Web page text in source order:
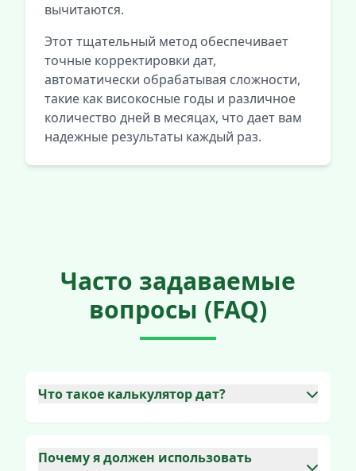
вычитаются.
Этот тщательный метод обеспечивает
точные корректировки дат,
автоматически обрабатывая сложности,
такие как високосные годы и различное
количество дней в месяцах, что дает вам
надежные результаты каждый раз.
Часто задаваемые
вопросы (FAQ)
Что такое калькулятор дат?
Калькулятор дат — это удобный онлайн-
чтобы помочь вам легко добавлять и
Почему я должен использовать